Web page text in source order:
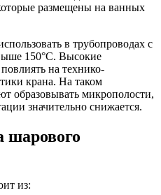
размещены на ванных
в трубопроводах с
150°C. Высокие
на технико-
крана. На таком
образовывать микрополости,
значительно снижается.
шарового
из: